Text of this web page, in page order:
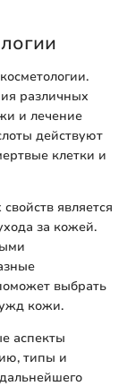
различных
и лечение
действуют
клетки и
является
за кожей.
выбрать
кожи.
аспекты
типы и